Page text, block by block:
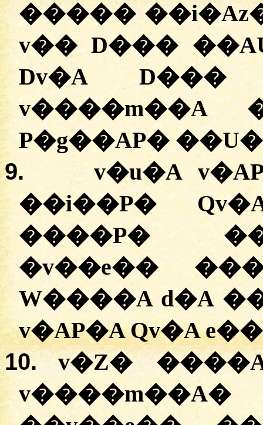
�����
v�� D���
Dv�A D���
v����m��A
P�g��AP�
9.
v�u�A
��i��P�
����P�
�v��e��
W����A d�A
v�AP�A Qv�A
10.
v�Z�